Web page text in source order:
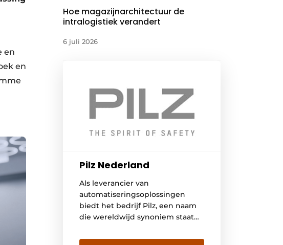
en
en
Hoe magazijnarchitectuur de
intralogistiek verandert
6 juli 2026
Pilz Nederland
Als leverancier van
automatiseringsoplossingen
biedt het bedrijf Pilz, een naam
die wereldwijd synoniem staat
machine en milieu, oplossingen